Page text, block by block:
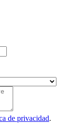
de privacidad.